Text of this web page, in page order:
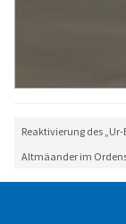
Reaktivierung des
Altmäander im